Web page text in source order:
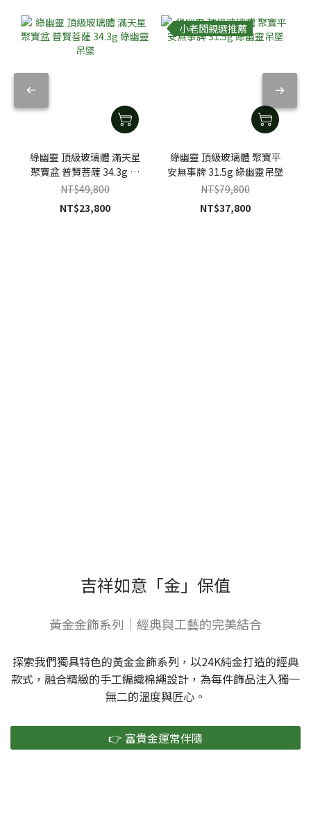
綠幽靈 頂級玻璃體 滿天星
聚寶盆 普賢菩薩 34.3g 綠
幽靈吊墜
NT$49,800
NT$23,800
小老闆親選推薦
綠幽靈 頂級玻璃體 聚寶平
安無事牌 31.5g 綠幽靈吊墜
NT$79,800
NT$37,800
吉祥如意「金」保值
黃金金飾系列｜經典與工藝的完美結合
探索我們獨具特色的黃金金飾系列，以24K純金打造的經典
款式，融合精緻的手工編織棉繩設計，為每件飾品注入獨一
無二的溫度與匠心。
👉 富貴金運常伴隨